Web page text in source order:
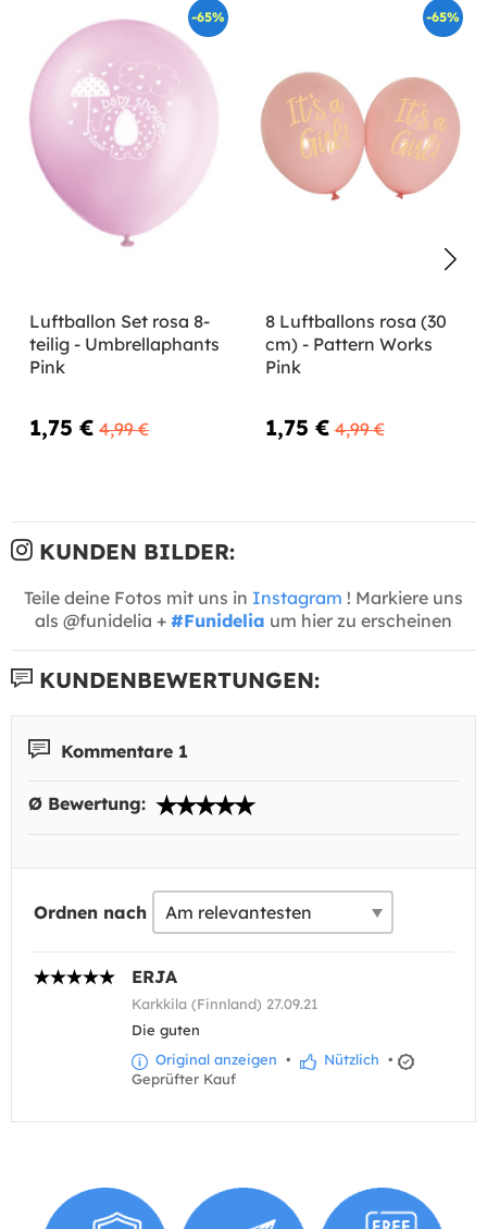
-65%
Luftballon Set rosa 8-
teilig - Umbrellaphants
Pink
1,75 € 4,99 €
-65%
8 Luftballons rosa (30
cm) - Pattern Works
Pink
1,75 € 4,99 €
KUNDEN BILDER:
Teile deine Fotos mit uns in Instagram ! Markiere uns
als @funidelia + #Funidelia um hier zu erscheinen
KUNDENBEWERTUNGEN:
Kommentare 1
Ø Bewertung:
Ordnen nach
ERJA
Karkkila (Finnland) 27.09.21
Die guten
Original anzeigen • Nützlich •
Geprüfter Kauf